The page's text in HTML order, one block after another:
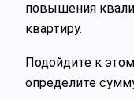
повышения
квартиру.
Подойдите к
определите